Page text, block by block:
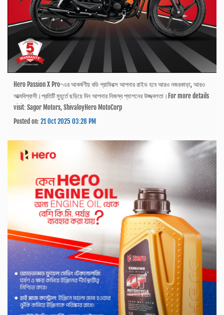
Hero Passion X Pro-এর আকর্ষণীয় বডি গ্রাফিক্সে আপনার রাইড হবে আরও নজরকাড়া, আরও
আত্মবিশ্বাসী।প্রতিটি মুহূর্তে ছড়িয়ে দিন আপনার নিজস্ব প্যাশনের উজ্জ্বলতা।For more details
visit: Sagor Motors, ShivaloyHero MotoCorp
Posted on:21 Oct 2025 03:28 PM